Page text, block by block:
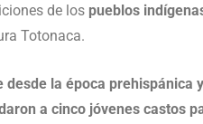
de los pueblos
Totonaca.
desde la época prehispánica
a cinco jóvenes castos